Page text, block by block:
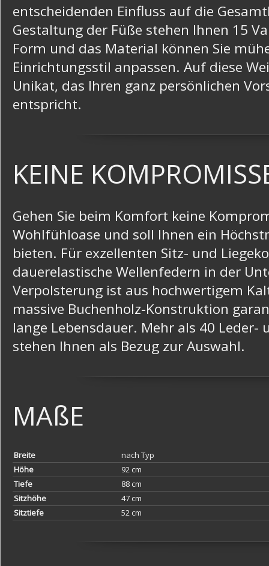
entscheidenden Einfluss auf die
Gestaltung der Füße stehen Ihnen 15
Form und das Material können Sie
Einrichtungsstil anpassen. Auf diese
Unikat, das Ihren ganz persönlichen
entspricht.
KEINE
Gehen Sie beim Komfort keine
Wohlfühloase und soll Ihnen ein
bieten. Für exzellenten Sitz- und
dauerelastische Wellenfedern in der
Verpolsterung ist aus hochwertigem
massive Buchenholz-Konstruktion
lange Lebensdauer. Mehr als 40 Leder-
stehen Ihnen als Bezug zur Auswahl.
MAßE
Breite
nach Typ
Höhe
92 cm
Tiefe
88 cm
Sitzhöhe
47 cm
Sitztiefe
52 cm